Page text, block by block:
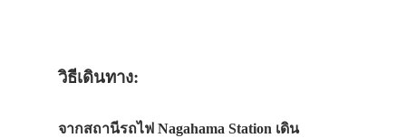
วิธีเดินทาง:
จากสถานีรถไฟ Nagahama Station เดิน